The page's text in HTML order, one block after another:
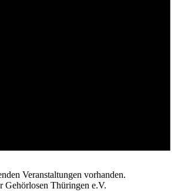
Veranstaltungen vorhanden.
Gehörlosen Thüringen e.V.